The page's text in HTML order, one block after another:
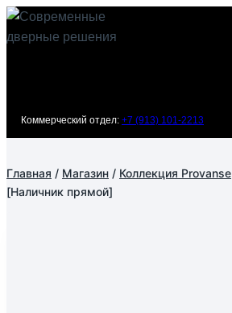
Перейти
к
Коммерческий отдел: +7 (913) 101-2213
Главная / Магазин / Коллекция Provanse
[Наличник прямой]